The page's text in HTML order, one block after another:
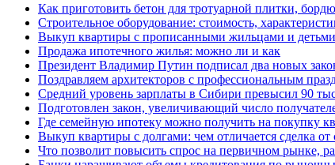
Как приготовить бетон для тротуарной плитки,
Строительное оборудование: стоимость,
Выкуп квартиры с прописанными жильцами и детьми:
Продажа ипотечного жилья: можно ли и как
Президент Владимир Путин подписал два новых
Поздравляем архитекторов с профессиональным
Средний уровень зарплаты в Сибири превысил 90
Подготовлен закон, увеличивающий число
Где семейную ипотеку можно получить на покупку
Выкуп квартиры с долгами: чем отличается сделка
Что позволит повысить спрос на первичном рынке,